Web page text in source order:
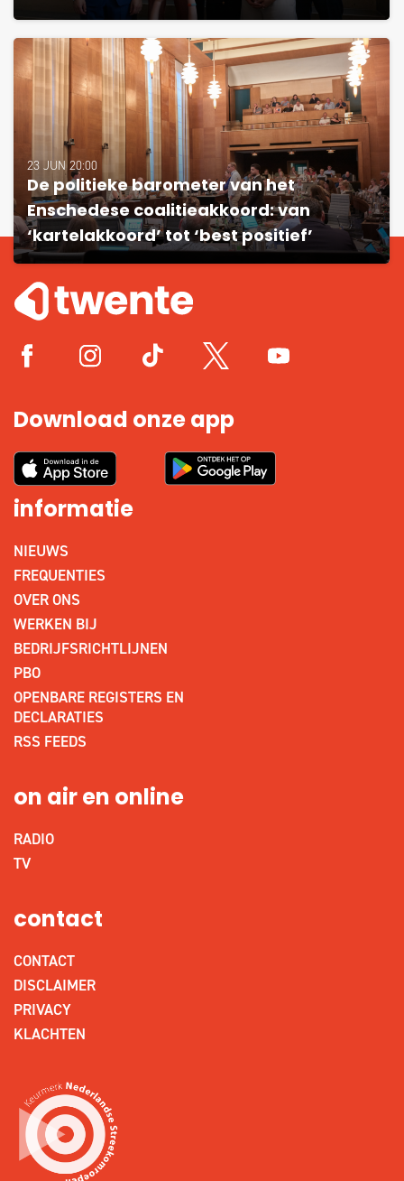
23 JUN 20:00
De politieke barometer van het
Enschedese coalitieakkoord: van
‘kartelakkoord’ tot ‘best positief’
Download onze app
informatie
NIEUWS
FREQUENTIES
OVER ONS
WERKEN BIJ
BEDRIJFSRICHTLIJNEN
PBO
OPENBARE REGISTERS EN
DECLARATIES
RSS FEEDS
on air en online
RADIO
TV
contact
CONTACT
DISCLAIMER
PRIVACY
KLACHTEN